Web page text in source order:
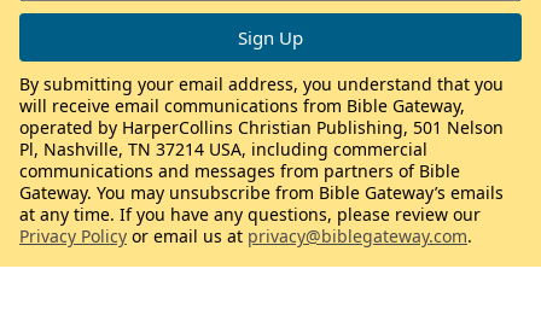
By submitting your email address, you understand that you
will receive email communications from Bible Gateway,
operated by HarperCollins Christian Publishing, 501 Nelson
Pl, Nashville, TN 37214 USA, including commercial
communications and messages from partners of Bible
Gateway. You may unsubscribe from Bible Gateway’s emails
at any time. If you have any questions, please review our
Privacy Policy or email us at privacy@biblegateway.com.